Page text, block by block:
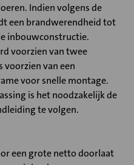
Indien volgens de
een brandwerendheid tot
inbouwconstructie.
voorzien van twee
voorzien van een
voor snelle montage.
is het noodzakelijk de
te volgen.
een grote netto doorlaat